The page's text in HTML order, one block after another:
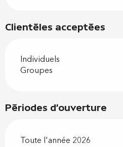
Clientèles acceptées
Individuels
Groupes
Périodes d'ouverture
Toute l'année 2026